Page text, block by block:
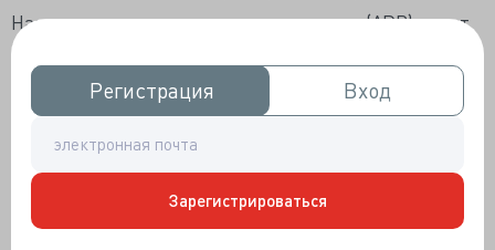
Регистрация
Регистрация Вход
Вход
Зарегистрироваться
Например, частота выявления аденомы (ADR) имеет
прямую измеримую зависимость от
распространенности колоректального рака и
смертности от него. Поскольку каждое увеличение
ADR на 1% связано со снижением риска развития
рака примерно на 3%, это реальная профилактика, и
она направлена на желудочно-кишечный тракт.
Как на самом деле выглядит полноценное участие в
месячнике осведомленности о колоректальном раке?